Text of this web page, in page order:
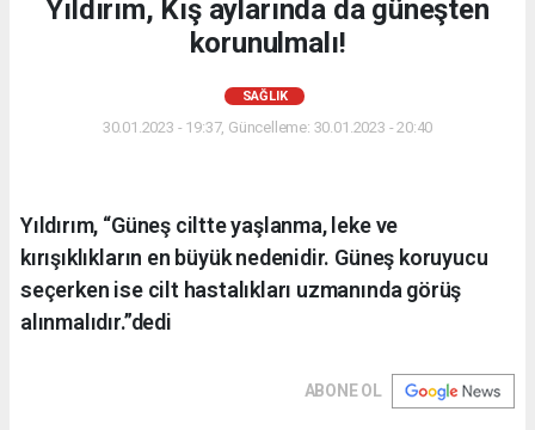
Yıldırım, Kış aylarında da güneşten
korunulmalı!
SAĞLIK
30.01.2023 - 19:37, Güncelleme: 30.01.2023 - 20:40
Yıldırım, “Güneş ciltte yaşlanma, leke ve
kırışıklıkların en büyük nedenidir. Güneş koruyucu
seçerken ise cilt hastalıkları uzmanında görüş
alınmalıdır.”dedi
ABONE OL